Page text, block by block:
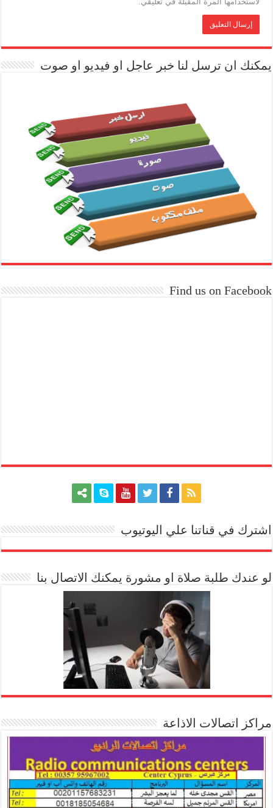
يمكنك ان ترسل لنا خبر عاجل او فيديو او صوت
Find us on Facebook
اشترك في قناتنا علي اليوتيوب
لو عندك طلبة صلاة او مشورة يمكنك الاتصال بنا
مراكز اتصالات الاذاعة